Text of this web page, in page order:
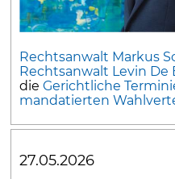
Rechtsanwalt Markus
Rechtsanwalt Levin De
dieGerichtliche
mandatierten
27.05.2026